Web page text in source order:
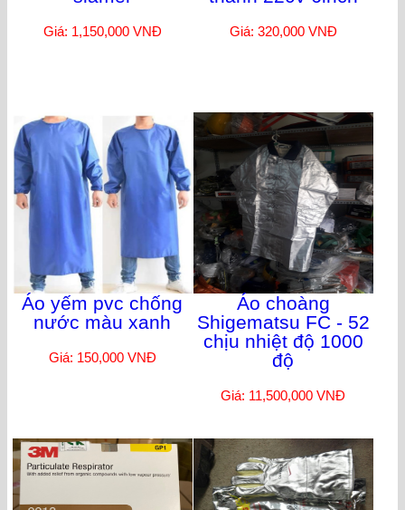
Giá: 1,150,000 VNĐ Giá: 320,000 VNĐ
Áo yếm pvc chống
nước màu xanh
Giá: 150,000 VNĐ
Áo choàng
Shigematsu FC - 52
chịu nhiệt độ 1000
độ
Giá: 11,500,000 VNĐ